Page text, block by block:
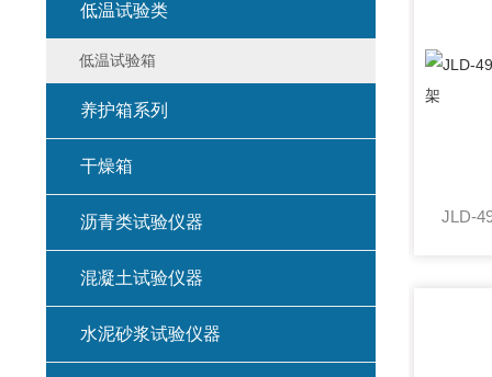
低温试验类
低温试验箱
养护箱系列
干燥箱
沥青类试验仪器
混凝土试验仪器
水泥砂浆试验仪器